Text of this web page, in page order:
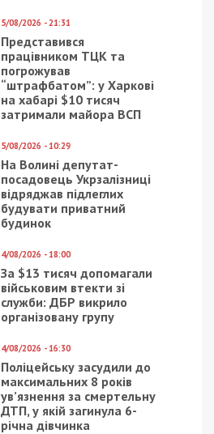
5/08/2026 - 21:31
Представився
працівником ТЦК та
погрожував
“штрафбатом”: у Харкові
на хабарі $10 тисяч
затримали майора ВСП
5/08/2026 - 10:29
На Волині депутат-
посадовець Укрзалізниці
відряджав підлеглих
будувати приватний
будинок
4/08/2026 - 18:00
За $13 тисяч допомагали
військовим втекти зі
служби: ДБР викрило
організовану групу
4/08/2026 - 16:30
Поліцейську засудили до
максимальних 8 років
ув’язнення за смертельну
ДТП, у якій загинула 6-
річна дівчинка